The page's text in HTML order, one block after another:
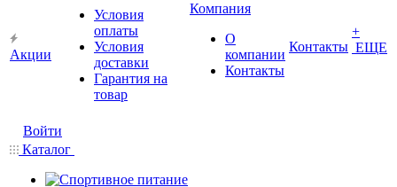
Акции
Условия
оплаты
Условия
доставки
Гарантия на
товар
Компания
О
компании
Контакты
Контакты
+
ЕЩЕ
Войти
Каталог